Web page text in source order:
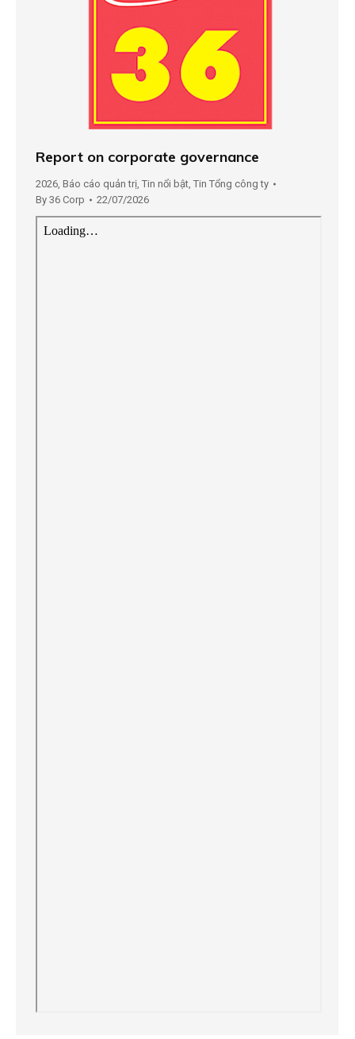
Report on corporate governance
2026 Báo cáo quản trị Tin nổi bật Tin Tổng công ty
By 36 Corp 22/07/2026